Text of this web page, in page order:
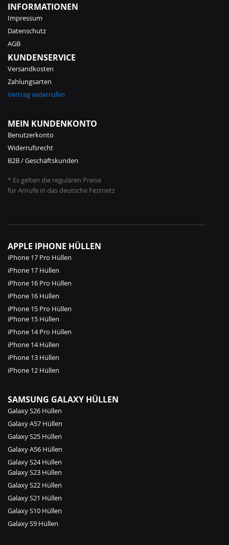
INFORMATIONEN
Impressum
Datenschutz
AGB
KUNDENSERVICE
Versandkosten
Zahlungsarten
Vertrag widerrufen
MEIN KUNDENKONTO
Benutzerkonto
Widerrufsrecht
B2B / Geschäftskunden
* Es gelten die regulären Preise
für Anrufe in das deutsche Festnetz
APPLE IPHONE HÜLLEN
iPhone 17 Pro Hüllen
iPhone 17 Hüllen
iPhone 16 Pro Hüllen
iPhone 16 Hüllen
iPhone 15 Pro Hüllen
iPhone 15 Hüllen
iPhone 14 Pro Hüllen
iPhone 14 Hüllen
iPhone 13 Hüllen
iPhone 12 Hüllen
SAMSUNG GALAXY HÜLLEN
Galaxy S26 Hüllen
Galaxy A57 Hüllen
Galaxy S25 Hüllen
Galaxy A56 Hüllen
Galaxy S24 Hüllen
Galaxy S23 Hüllen
Galaxy S22 Hüllen
Galaxy S21 Hüllen
Galaxy S10 Hüllen
Galaxy S9 Hüllen